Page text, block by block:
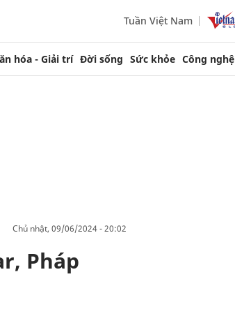
Tuần Việt Nam
hóa - Giải trí Đời sống Sức khỏe Công nghệ
chủ nhật, 09/06/2024 - 20:02
Pháp